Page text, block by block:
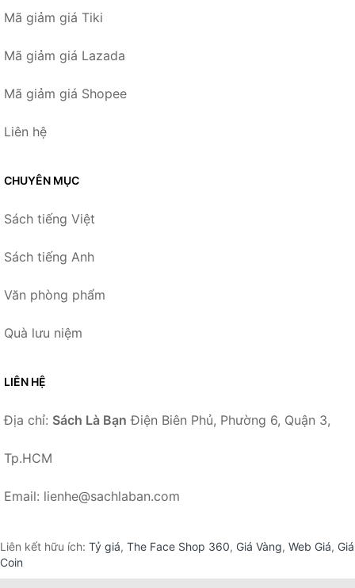
Mã giảm giá Tiki
Mã giảm giá Lazada
Mã giảm giá Shopee
Liên hệ
CHUYÊN MỤC
Sách tiếng Việt
Sách tiếng Anh
Văn phòng phẩm
Quà lưu niệm
LIÊN HỆ
Địa chỉ: Sách Là Bạn Điện Biên Phủ, Phường 6, Quận 3,
Tp.HCM
Email: lienhe@sachlaban.com
Liên kết hữu ích: Tỷ giá, The Face Shop 360, Giá Vàng, Web Giá, Giá
Coin